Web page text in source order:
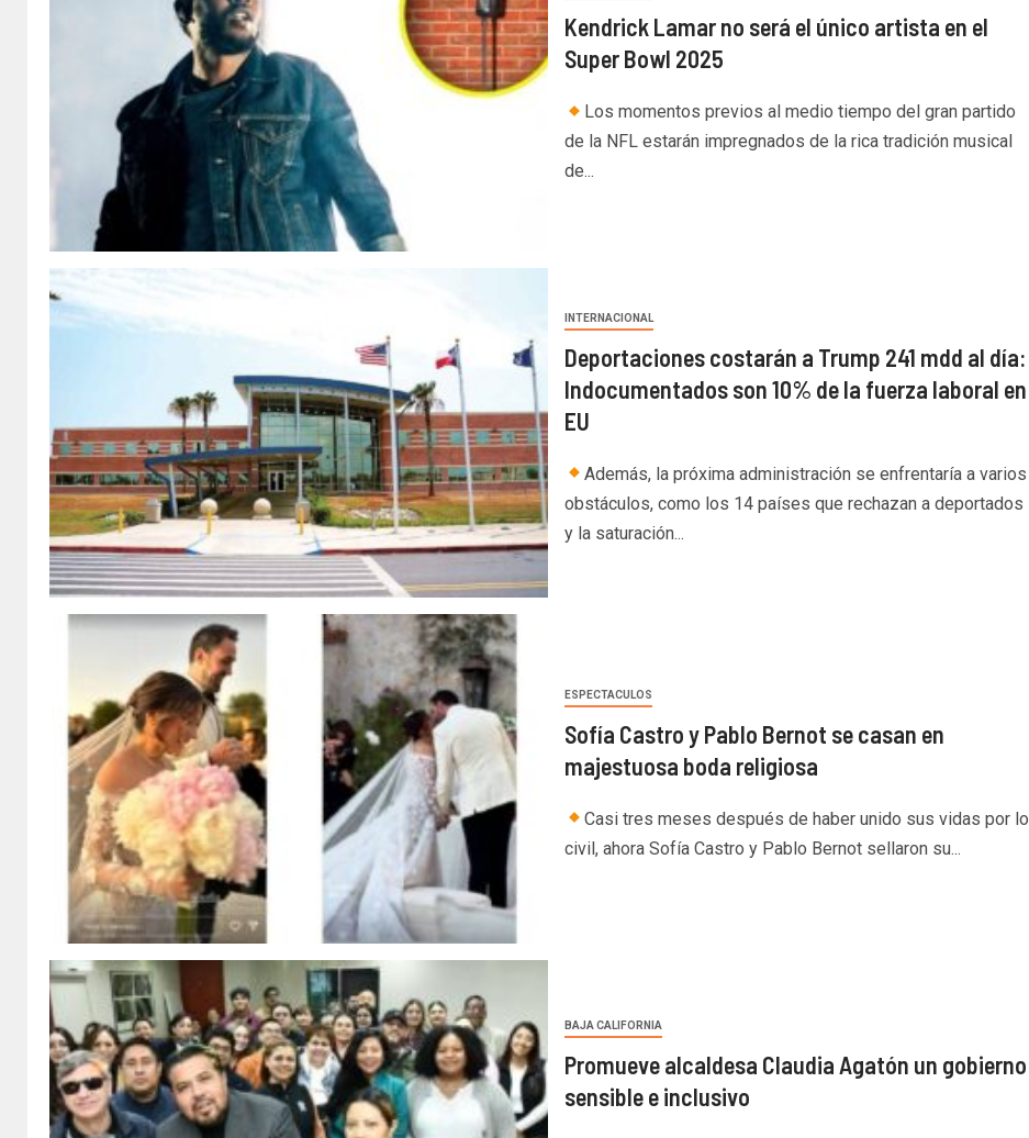
Kendrick Lamar no será el único artista en el
Super Bowl 2025
Los momentos previos al medio tiempo del gran partido
de la NFL estarán impregnados de la rica tradición musical
de...
INTERNACIONAL
Deportaciones costarán a Trump 241 mdd al día:
Indocumentados son 10% de la fuerza laboral en
EU
Además, la próxima administración se enfrentaría a varios
obstáculos, como los 14 países que rechazan a deportados
y la saturación...
ESPECTACULOS
Sofía Castro y Pablo Bernot se casan en
majestuosa boda religiosa
Casi tres meses después de haber unido sus vidas por lo
civil, ahora Sofía Castro y Pablo Bernot sellaron su...
BAJA CALIFORNIA
Promueve alcaldesa Claudia Agatón un gobierno
sensible e inclusivo